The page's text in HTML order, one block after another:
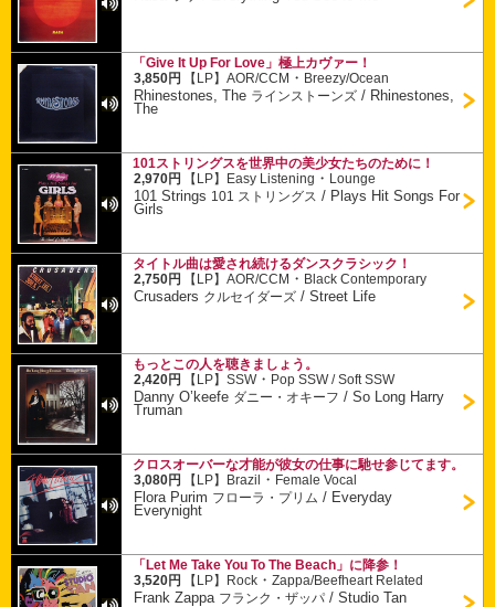
「Give It Up For Love」極上カヴァー！
3,850円
【LP】AOR/CCM ・ Breezy/Ocean
Rhinestones, The ラインストーンズ / Rhinestones,
The
101ストリングスを世界中の美少女たちのために！
2,970円
【LP】 Easy Listening ・ Lounge
101 Strings 101 ストリングス / Plays Hit Songs For
Girls
タイトル曲は愛され続けるダンスクラシック！
2,750円
【LP】AOR/CCM ・ Black Contemporary
Crusaders クルセイダーズ /Street Life
もっとこの人を聴きましょう。
2,420円
【LP】SSW・ Pop SSW / Soft SSW
Danny O’keefe ダニー・オキーフ /So Long Harry
Truman
クロスオーバーな才能が彼女の仕事に馳せ参じてます。
3,080円
【LP】 Brazil ・ Female Vocal
Flora Purim フローラ・プリム / Everyday
Everynight
「Let Me Take You To The Beach」に降参！
3,520円
【LP】 Rock ・Zappa/Beefheart Related
Frank Zappa フランク・ザッパ /Studio Tan